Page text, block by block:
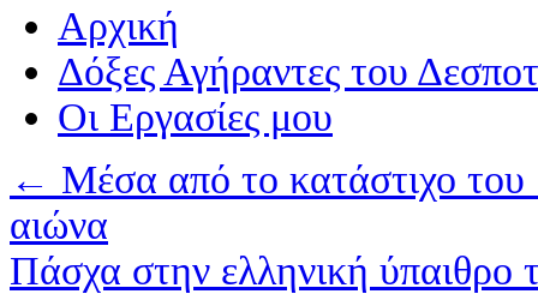
Αρχική
Δόξες Αγήραντες του
Οι Eργασίες μου
← Μέσα από το κατάστιχο
αιώνα
Πάσχα στην ελληνική ύπαιθρο